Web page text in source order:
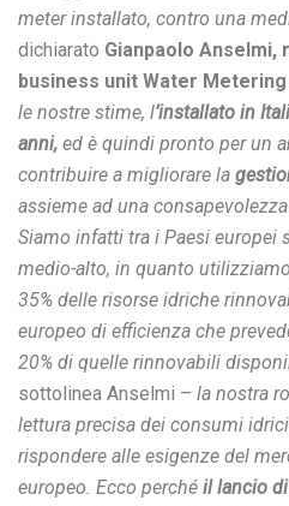
meter installato, contro una
dichiarato Gianpaolo Anselmi,
business unit Water Metering
le nostre stime, l’installato in
anni, ed è quindi pronto per un
contribuire a migliorare la
assieme ad una
Siamo infatti tra i Paesi europei
medio-alto, in quanto
35% delle risorse idriche
europeo di efficienza che
20% di quelle rinnovabili
sottolinea Anselmi – la nostra
lettura precisa dei consumi
rispondere alle esigenze del
europeo. Ecco perché il lancio